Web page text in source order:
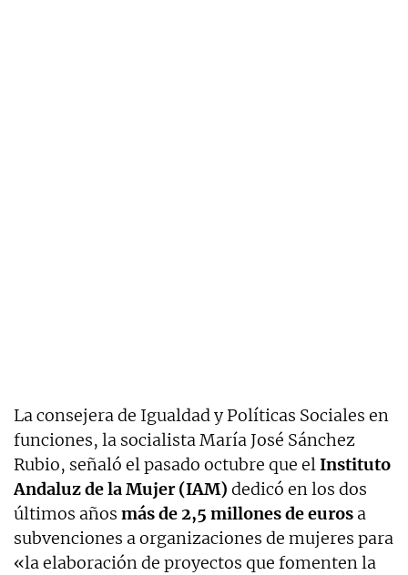
La consejera de Igualdad y Políticas Sociales en
funciones, la socialista María José Sánchez
Rubio, señaló el pasado octubre que elInstituto
Andaluz de la Mujer (IAM) dedicó en los dos
últimos años más de 2,5 millones de euros a
subvenciones a organizaciones de mujeres para
«la elaboración de proyectos que fomenten la